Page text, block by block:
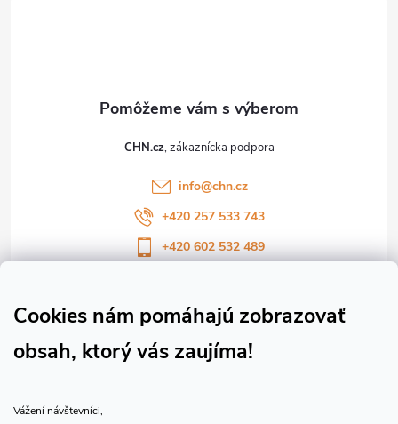
Cookies nám pomáhajú zobrazovať
obsah, ktorý vás zaujíma!
Vážení návštevníci,
CHN.cz
info@chn.cz
+420 257 533 743
+420 602 532 489
Sledujte náš vlog CHN_CZ